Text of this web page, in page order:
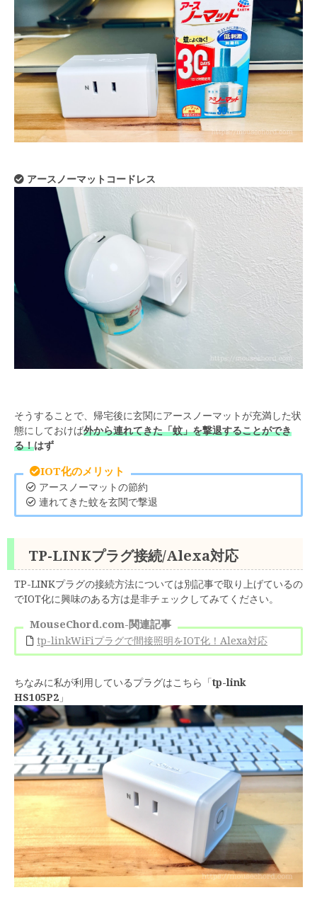
アースノーマットコードレス
そうすることで、帰宅後に玄関にアースノーマットが充満した状
態にしておけば外から連れてきた「蚊」を撃退することができ
る！はず
IOT化のメリット
アースノーマットの節約
連れてきた蚊を玄関で撃退
TP-LINKプラグ接続/Alexa対応
TP-LINKプラグの接続方法については別記事で取り上げているの
でIOT化に興味のある方は是非チェックしてみてください。
MouseChord.com-関連記事
tp-linkWiFiプラグで間接照明をIOT化！Alexa対応
ちなみに私が利用しているプラグはこちら「 tp-link
HS105P2 」